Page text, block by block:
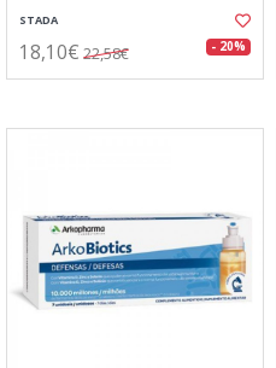
STADA
18,10€ 22,58€ - 20%